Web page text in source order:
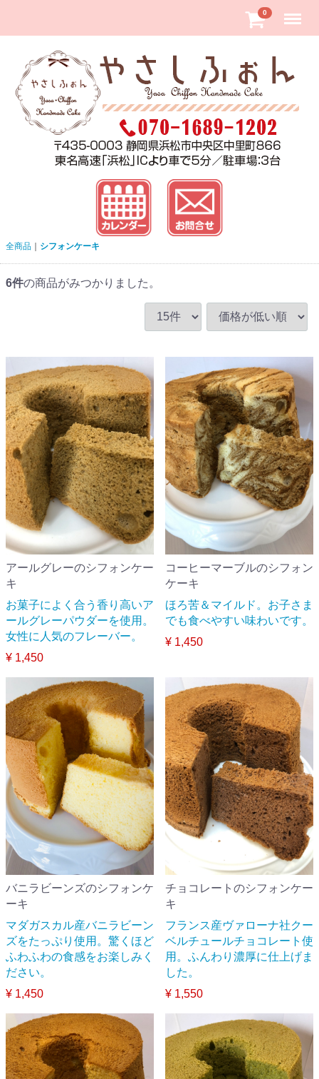
0 Menu
全商品 シフォンケーキ
6件の商品がみつかりました。
アールグレーのシフォンケー
キ
お菓子によく合う香り高いア
ールグレーパウダーを使用。
女性に人気のフレーバー。
¥ 1,450
コーヒーマーブルのシフォン
ケーキ
ほろ苦＆マイルド。お子さま
でも食べやすい味わいです。
¥ 1,450
バニラビーンズのシフォンケ
ーキ
マダガスカル産バニラビーン
ズをたっぷり使用。驚くほど
ふわふわの食感をお楽しみく
ださい。
¥ 1,450
チョコレートのシフォンケー
キ
フランス産ヴァローナ社クー
ベルチュールチョコレート使
用。ふんわり濃厚に仕上げま
した。
¥ 1,550